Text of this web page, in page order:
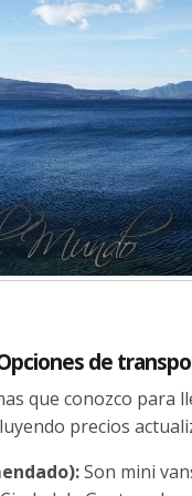
de
que conozco para
precios
Son mini